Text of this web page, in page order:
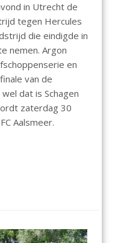
in Utrecht de
tegen Hercules
die eindigde in
nemen. Argon
en
van de
dat is Schagen
zaterdag 30
Aalsmeer.